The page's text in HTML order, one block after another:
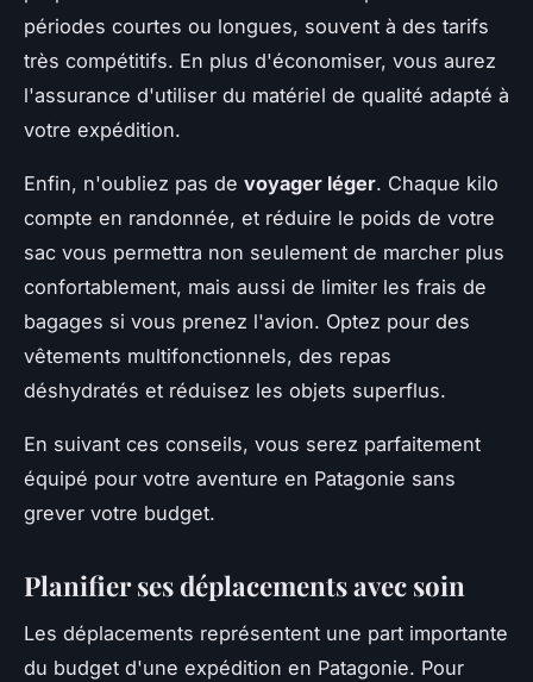
périodes courtes ou longues, souvent à des tarifs
très compétitifs. En plus d'économiser, vous aurez
l'assurance d'utiliser du matériel de qualité adapté à
votre expédition.
Enfin, n'oubliez pas de voyager léger. Chaque kilo
compte en randonnée, et réduire le poids de votre
sac vous permettra non seulement de marcher plus
confortablement, mais aussi de limiter les frais de
bagages si vous prenez l'avion. Optez pour des
vêtements multifonctionnels, des repas
déshydratés et réduisez les objets superflus.
En suivant ces conseils, vous serez parfaitement
équipé pour votre aventure en Patagonie sans
grever votre budget.
Planifier ses déplacements avec soin
Les déplacements représentent une part importante
du budget d'une expédition en Patagonie. Pour